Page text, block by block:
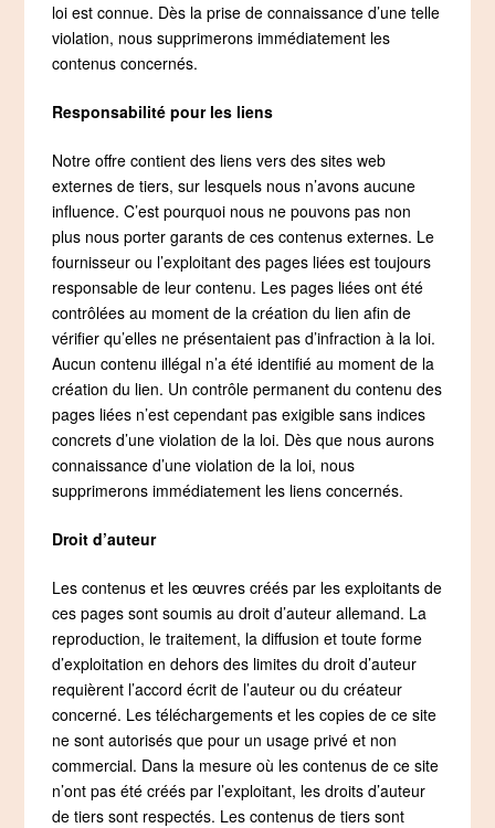
loi est connue. Dès la prise de connaissance d’une telle
violation, nous supprimerons immédiatement les
contenus concernés.
Responsabilité pour les liens
Notre offre contient des liens vers des sites web
externes de tiers, sur lesquels nous n’avons aucune
influence. C’est pourquoi nous ne pouvons pas non
plus nous porter garants de ces contenus externes. Le
fournisseur ou l’exploitant des pages liées est toujours
responsable de leur contenu. Les pages liées ont été
contrôlées au moment de la création du lien afin de
vérifier qu’elles ne présentaient pas d’infraction à la loi.
Aucun contenu illégal n’a été identifié au moment de la
création du lien. Un contrôle permanent du contenu des
pages liées n’est cependant pas exigible sans indices
concrets d’une violation de la loi. Dès que nous aurons
connaissance d’une violation de la loi, nous
supprimerons immédiatement les liens concernés.
Droit d’auteur
Les contenus et les œuvres créés par les exploitants de
ces pages sont soumis au droit d’auteur allemand. La
reproduction, le traitement, la diffusion et toute forme
d’exploitation en dehors des limites du droit d’auteur
requièrent l’accord écrit de l’auteur ou du créateur
concerné. Les téléchargements et les copies de ce site
ne sont autorisés que pour un usage privé et non
commercial. Dans la mesure où les contenus de ce site
n’ont pas été créés par l’exploitant, les droits d’auteur
de tiers sont respectés. Les contenus de tiers sont